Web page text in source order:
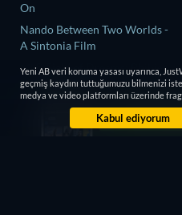
On
Nando Between Two Worlds -
A Sintonia Film
MLB Field of Dreams: Phillies
vs. Twins
Söyleyemediklerimiz
Yeni AB veri koruma yasası uyarınca,
geçmiş kaydını tuttuğumuzu bilmenizi
medya ve video platformları üzerinde
Kabul ediyorum